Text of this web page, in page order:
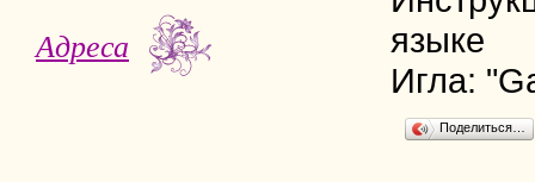
Адреса
языке
Игла:
Поделиться…